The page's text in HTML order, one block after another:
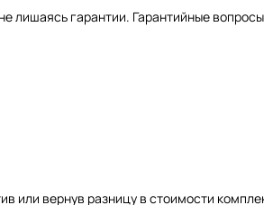
лишаясь гарантии. Гарантийные
или вернув разницу в стоимости